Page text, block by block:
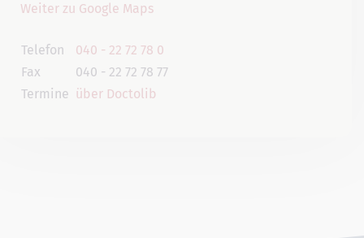
Weiter zu Google Maps
Telefon
040 - 22 72 78 0
Fax
040 - 22 72 78 77
Termine über Doctolib